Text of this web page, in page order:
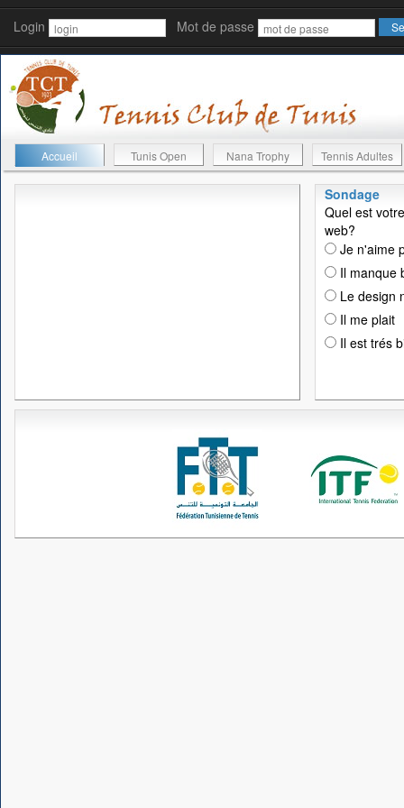
Login Mot de passe
Accueil Tunis Open Nana Trophy Tennis Adultes
Sondage
Quel est
web?
Je n'aime
Il manque
Le design
Il me plait
Il est trés